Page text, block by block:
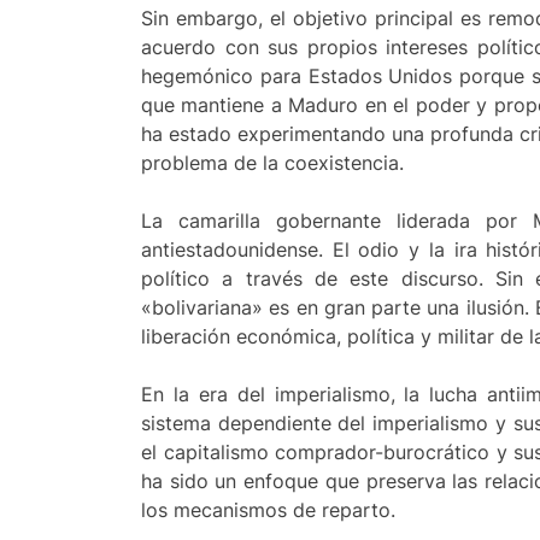
Sin embargo, el objetivo principal es
acuerdo con sus propios intereses
hegemónico para Estados Unidos porque
que mantiene a Maduro en el poder y
ha estado experimentando una profunda
problema de la coexistencia.
La camarilla gobernante liderada
antiestadounidense. El odio y la ira
político a través de este discurso. Sin
«bolivariana» es en gran parte una
liberación económica, política y militar de
En la era del imperialismo, la lucha
sistema dependiente del imperialismo y
el capitalismo comprador-burocrático y
ha sido un enfoque que preserva las
los mecanismos de reparto.